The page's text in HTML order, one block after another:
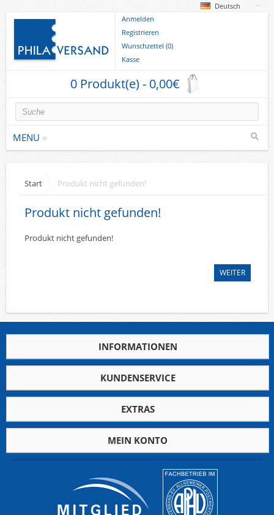
Deutsch
Anmelden
Registrieren
Wunschzettel (0)
Kasse
0 Produkt(e) - 0,00€
MENU
Briefmarken
Europa
Sammlungen u. Lots
Flugpost
Sammlungen u. Lots
Fehllistenbearbeitung
Unternehmen
Ankauf
Start Produkt nicht gefunden!
Produkt nicht gefunden!
Produkt nicht gefunden!
WEITER
INFORMATIONEN
KUNDENSERVICE
EXTRAS
MEIN KONTO